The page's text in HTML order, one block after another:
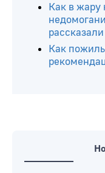
Как в жару
Как